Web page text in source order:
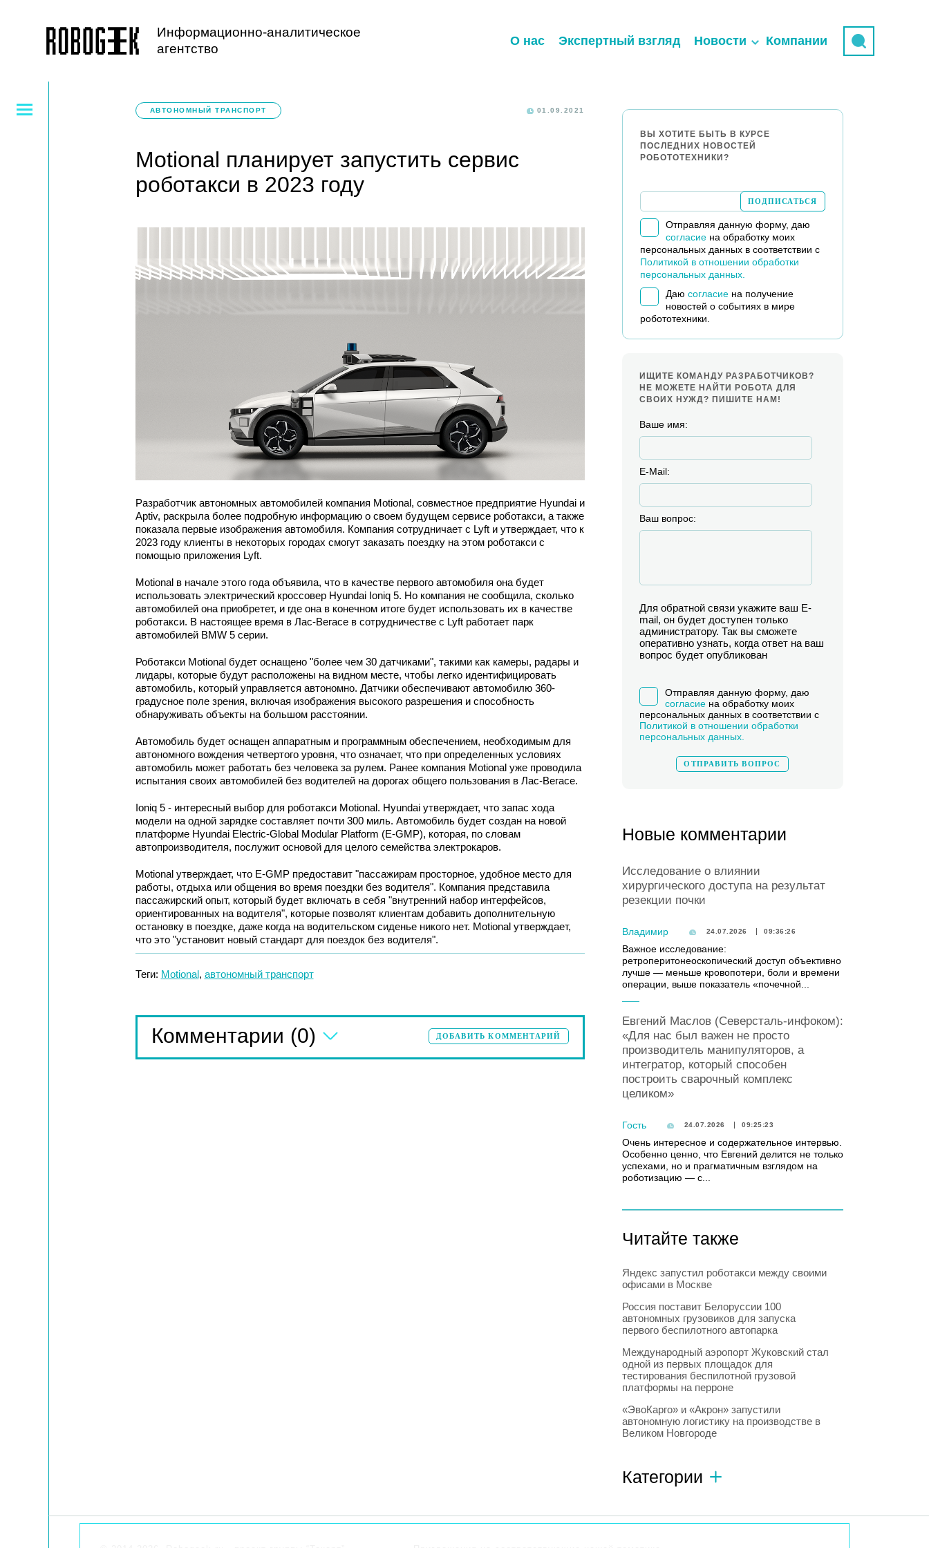
Информационно-аналитическое
агентство
О нас Экспертный взгляд Новости Компании
АВТОНОМНЫЙ ТРАНСПОРТ 01.09.2021
Motional планирует запустить сервис
роботакси в 2023 году
Разработчик автономных автомобилей компания Motional, совместное предприятие Hyundai и
Aptiv, раскрыла более подробную информацию о своем будущем сервисе роботакси, а также
показала первые изображения автомобиля. Компания сотрудничает с Lyft и утверждает, что к
2023 году клиенты в некоторых городах смогут заказать поездку на этом роботакси с
помощью приложения Lyft.
Motional в начале этого года объявила, что в качестве первого автомобиля она будет
использовать электрический кроссовер Hyundai Ioniq 5. Но компания не сообщила, сколько
автомобилей она приобретет, и где она в конечном итоге будет использовать их в качестве
роботакси. В настоящее время в Лас-Вегасе в сотрудничестве с Lyft работает парк
автомобилей BMW 5 серии.
Роботакси Motional будет оснащено "более чем 30 датчиками", такими как камеры, радары и
лидары, которые будут расположены на видном месте, чтобы легко идентифицировать
автомобиль, который управляется автономно. Датчики обеспечивают автомобилю 360-
градусное поле зрения, включая изображения высокого разрешения и способность
обнаруживать объекты на большом расстоянии.
Автомобиль будет оснащен аппаратным и программным обеспечением, необходимым для
автономного вождения четвертого уровня, что означает, что при определенных условиях
автомобиль может работать без человека за рулем. Ранее компания Motional уже проводила
испытания своих автомобилей без водителей на дорогах общего пользования в Лас-Вегасе.
Ioniq 5 - интересный выбор для роботакси Motional. Hyundai утверждает, что запас хода
модели на одной зарядке составляет почти 300 миль. Автомобиль будет создан на новой
платформе Hyundai Electric-Global Modular Platform (E-GMP), которая, по словам
автопроизводителя, послужит основой для целого семейства электрокаров.
Motional утверждает, что E-GMP предоставит "пассажирам просторное, удобное место для
работы, отдыха или общения во время поездки без водителя". Компания представила
пассажирский опыт, который будет включать в себя "внутренний набор интерфейсов,
ориентированных на водителя", которые позволят клиентам добавить дополнительную
остановку в поездке, даже когда на водительском сиденье никого нет. Motional утверждает,
что это "установит новый стандарт для поездок без водителя".
Теги: Motional, автономный транспорт
Комментарии (0) ДОБАВИТЬ КОММЕНТАРИЙ
ВЫ ХОТИТЕ БЫТЬ В КУРСЕ
ПОСЛЕДНИХ НОВОСТЕЙ
РОБОТОТЕХНИКИ?
Отправляя данную форму, даю
согласиена обработку моих
персональных данных в соответствии с
Политикой в отношении обработки
персональных данных.
Даю согласиена получение
новостей о событиях в мире
робототехники.
ИЩИТЕ КОМАНДУ РАЗРАБОТЧИКОВ?
НЕ МОЖЕТЕ НАЙТИ РОБОТА ДЛЯ
СВОИХ НУЖД? ПИШИТЕ НАМ!
Ваше имя:
E-Mail:
Ваш вопрос:
Для обратной связи укажите ваш E-
mail, он будет доступен только
администратору. Так вы сможете
оперативно узнать, когда ответ на ваш
вопрос будет опубликован
Отправляя данную форму, даю
согласиена обработку моих
персональных данных в соответствии с
Политикой в отношении обработки
персональных данных.
Новые комментарии
Исследование о влиянии
хирургического доступа на результат
резекции почки
Владимир 24.07.2026 09:36:26
Важное исследование:
ретроперитонеоскопический доступ объективно
лучше — меньше кровопотери, боли и времени
операции, выше показатель «почечной...
Евгений Маслов (Северсталь-инфоком):
«Для нас был важен не просто
производитель манипуляторов, а
интегратор, который способен
построить сварочный комплекс
целиком»
Гость 24.07.2026 09:25:23
Очень интересное и содержательное интервью.
Особенно ценно, что Евгений делится не только
успехами, но и прагматичным взглядом на
роботизацию — с...
Читайте также
Яндекс запустил роботакси между своими
офисами в Москве
Россия поставит Белоруссии 100
автономных грузовиков для запуска
первого беспилотного автопарка
Международный аэропорт Жуковский стал
одной из первых площадок для
тестирования беспилотной грузовой
платформы на перроне
«ЭвоКарго» и «Акрон» запустили
автономную логистику на производстве в
Великом Новгороде
Категории